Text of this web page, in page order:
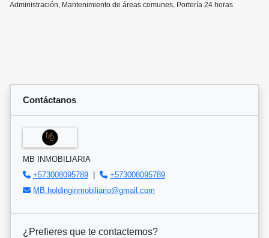
Administración, Mantenimiento de áreas comunes, Portería 24 horas
Contáctanos
MB INMOBILIARIA
+573008095789 |
+573008095789
MB.holdinginmobiliario@gmail.com
¿Prefieres que te contactemos?